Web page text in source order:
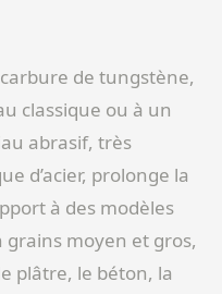
de tungstène,
classique ou à un
abrasif, très
d’acier, prolonge la
à des modèles
moyen et gros,
plâtre, le béton, la